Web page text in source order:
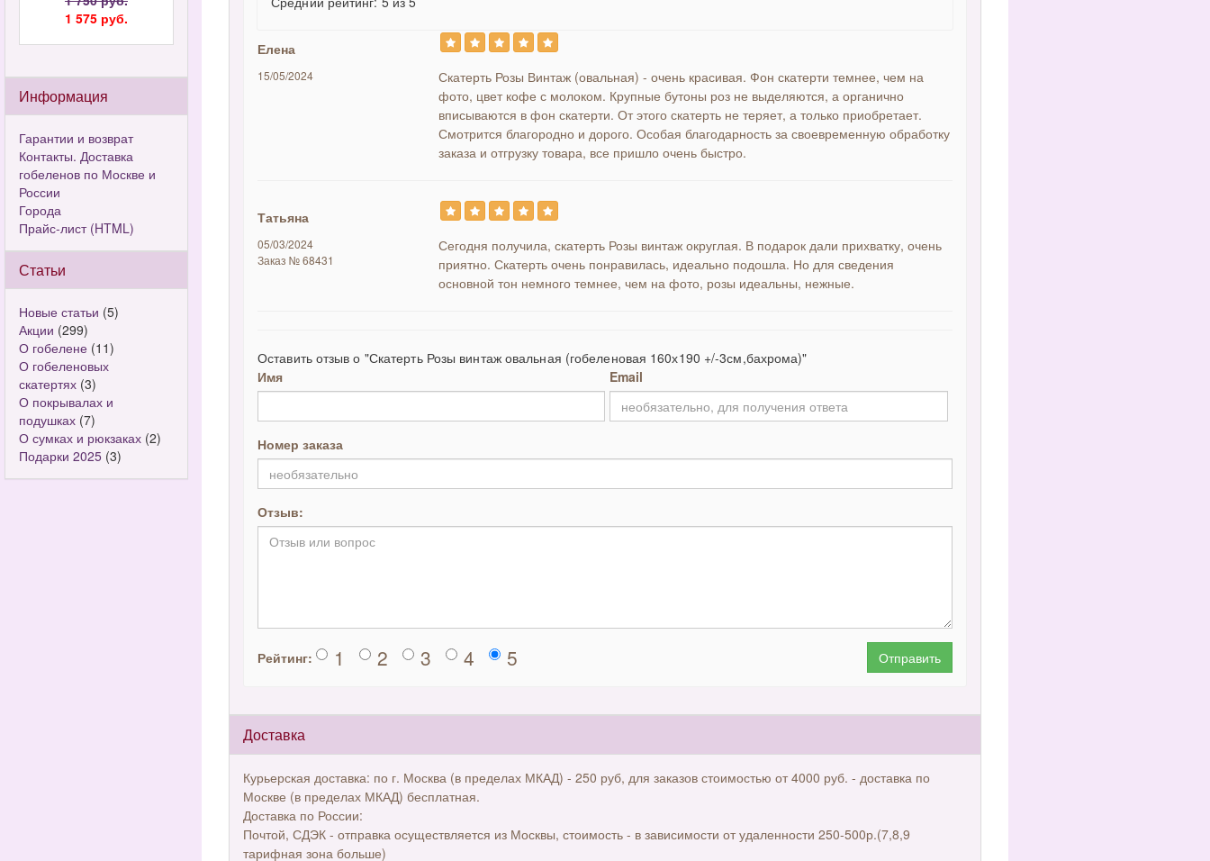
1 575 руб.
Информация
Гарантии и возврат
Контакты. Доставка
гобеленов по Москве и
России
Города
Прайс-лист (HTML)
Статьи
Новые статьи (5)
Акции (299)
О гобелене (11)
О гобеленовых
скатертях (3)
О покрывалах и
подушках (7)
О сумках и рюкзаках (2)
Подарки 2025 (3)
Елена
15/05/2024
Скатерть Розы Винтаж (овальная) - очень красивая. Фон скатерти темнее, чем на
фото, цвет кофе с молоком. Крупные бутоны роз не выделяются, а органично
вписываются в фон скатерти. От этого скатерть не теряет, а только приобретает.
Смотрится благородно и дорого. Особая благодарность за своевременную обработку
заказа и отгрузку товара, все пришло очень быстро.
Татьяна
05/03/2024
Заказ № 68431
Сегодня получила, скатерть Розы винтаж округлая. В подарок дали прихватку, очень
приятно. Скатерть очень понравилась, идеально подошла. Но для сведения
основной тон немного темнее, чем на фото, розы идеальны, нежные.
Оставить отзыв о "Скатерть Розы винтаж овальная (гобеленовая 160х190 +/-3см,бахрома)"
Имя
Email
Номер заказа
Отзыв:
Рейтинг: 1 2 3 4 5 Отправить
Доставка
Курьерская доставка: по г. Москва (в пределах МКАД) - 250 руб, для заказов стоимостью от 4000 руб. - доставка по
Москве (в пределах МКАД) бесплатная.
Доставка по России:
Почтой, СДЭК - отправка осуществляется из Москвы, стоимость - в зависимости от удаленности 250-500р.(7,8,9
тарифная зона больше)